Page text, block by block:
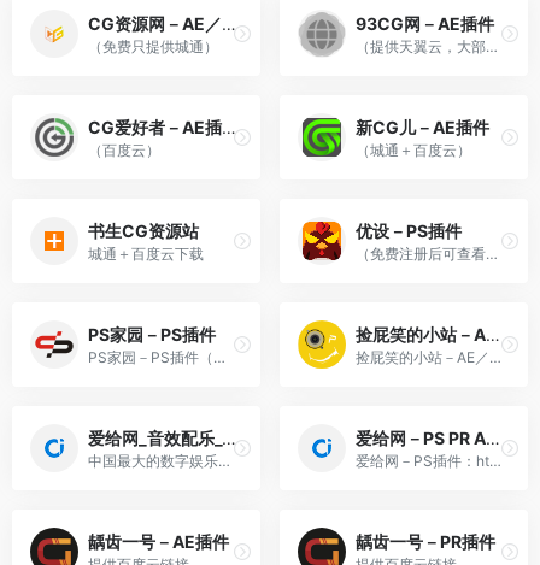
CG资源网－AE／PR插件
（免费只提供城通）
93CG网－AE插件
（提供天翼云，大部分免费）
CG爱好者－AE插件
（百度云）
新CG儿－AE插件
（城通＋百度云）
书生CG资源站
城通＋百度云下载
优设－PS插件
（免费注册后可查看百度云）
PS家园－PS插件
PS家园－PS插件（网站自有链接）
捡屁笑的小站－AE／PR插件
捡屁笑的小站－AE／PR插件（...
爱给网_音效配乐_3D模型_视频素材_免费下载
中国最大的数字娱乐免费素材...
爱给网－PS PR AE插件
爱给网－PS插件：https://www...
龋齿一号－AE插件 龋齿一号－PR插件